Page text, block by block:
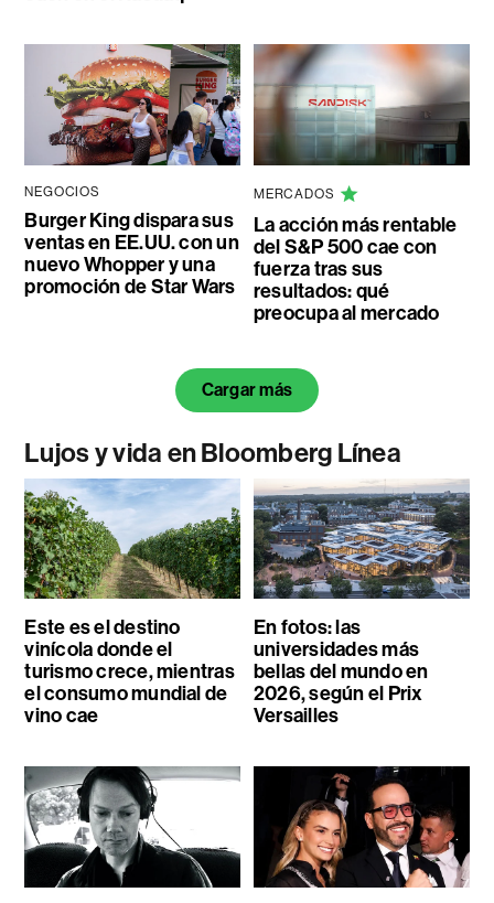
NEGOCIOS
Burger King dispara sus
ventas en EE.UU. con un
nuevo Whopper y una
promoción de Star Wars
MERCADOS
La acción más rentable
del S&P 500 cae con
fuerza tras sus
resultados: qué
preocupa al mercado
Cargar más
Lujos y vida en Bloomberg Línea
Este es el destino
vinícola donde el
turismo crece, mientras
el consumo mundial de
vino cae
En fotos: las
universidades más
bellas del mundo en
2026, según el Prix
Versailles